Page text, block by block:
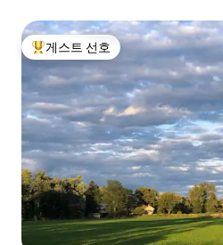
상위 게스트 선호
게스트 선호